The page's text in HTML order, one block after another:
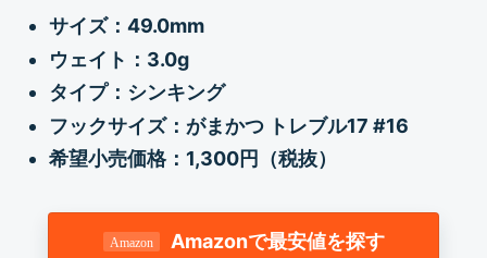
サイズ：49.0mm
ウェイト：3.0g
タイプ：シンキング
フックサイズ：がまかつ トレブル17 #16
希望小売価格：1,300円（税抜）
Amazonで最安値を探す